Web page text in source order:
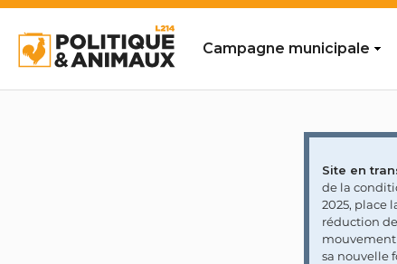
Campagne municipale
Site en
de la
2025, place
réduction
mouvement
sa nouvelle